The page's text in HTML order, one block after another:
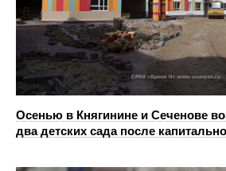
Осенью в Княгинине и Сеченове
два детских сада после